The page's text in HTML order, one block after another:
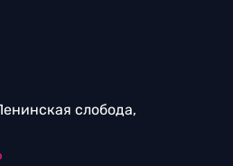
слобода,